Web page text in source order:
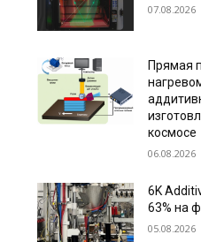
07.08.2026
Прямая
космосе
06.08.2026
6K
63% на
05.08.2026